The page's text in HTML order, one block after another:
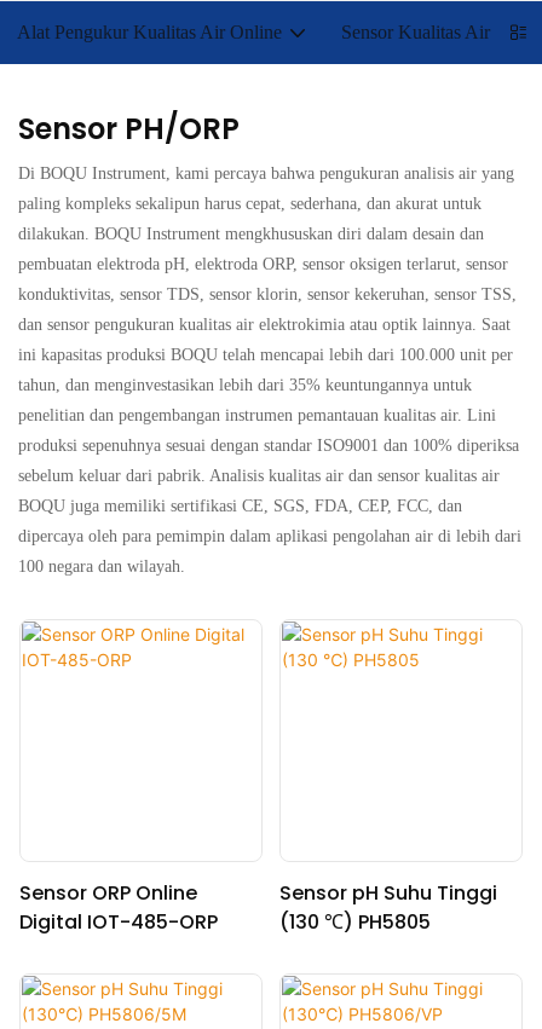
Alat Pengukur Kualitas Air Online Sensor Kualitas Air
Sensor PH/ORP
Di BOQU Instrument, kami percaya bahwa pengukuran analisis air yang
paling kompleks sekalipun harus cepat, sederhana, dan akurat untuk
dilakukan. BOQU Instrument mengkhususkan diri dalam desain dan
pembuatan elektroda pH, elektroda ORP, sensor oksigen terlarut, sensor
konduktivitas, sensor TDS, sensor klorin, sensor kekeruhan, sensor TSS,
dan sensor pengukuran kualitas air elektrokimia atau optik lainnya. Saat
ini kapasitas produksi BOQU telah mencapai lebih dari 100.000 unit per
tahun, dan menginvestasikan lebih dari 35% keuntungannya untuk
penelitian dan pengembangan instrumen pemantauan kualitas air. Lini
produksi sepenuhnya sesuai dengan standar ISO9001 dan 100% diperiksa
sebelum keluar dari pabrik. Analisis kualitas air dan sensor kualitas air
BOQU juga memiliki sertifikasi CE, SGS, FDA, CEP, FCC, dan
dipercaya oleh para pemimpin dalam aplikasi pengolahan air di lebih dari
100 negara dan wilayah.
Sensor ORP Online
Digital IOT-485-ORP
Sensor pH Suhu Tinggi
(130 ℃) PH5805